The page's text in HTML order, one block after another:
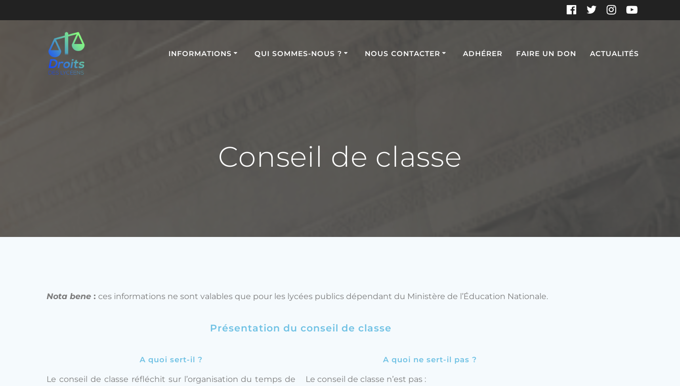
INFORMATIONS QUI SOMMES-NOUS ? NOUS CONTACTER ADHÉRER FAIRE UN DON ACTUALITÉS
Conseil de classe
Nota bene :ces informations ne sont valables que pour les lycées publics dépendant du Ministère de l’Éducation Nationale.
Présentation du conseil de classe
A quoi sert-il ? A quoi ne sert-il pas ?
Le conseil de classe réfléchit sur l’organisation du temps de
Le conseil de classe n’est pas :